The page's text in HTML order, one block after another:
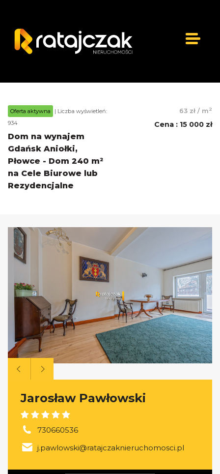
Oferta aktywna
| Liczba wyświetleń:
934
Dom na wynajem
Gdańsk Aniołki,
Płowce - Dom 240 m²
na Cele Biurowe lub
Rezydencjalne
63 zł / m2
Cena : 15 000 zł
Jarosław Pawłowski
730660536
j.pawlowski@ratajczaknieruchomosci.pl